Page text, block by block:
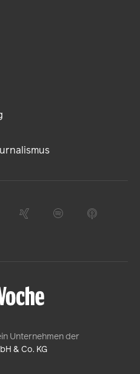
Unternehmen der
& Co. KG